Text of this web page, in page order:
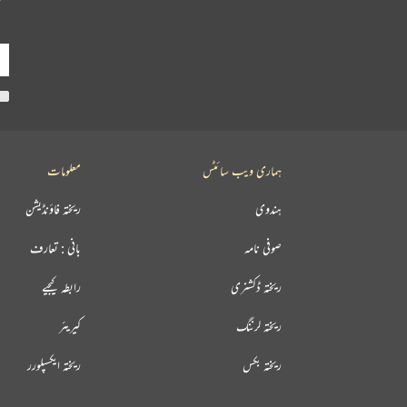
معلومات
ریختہ فاؤنڈیشن
بانی : تعارف
رابطہ کیجیے
کیریئر
ریختہ ایکسپلورر
ہماری ویب سائٹس
ہندوی
صوفی نامہ
ریختہ ڈکشنری
ریختہ لرننگ
ریختہ بکس